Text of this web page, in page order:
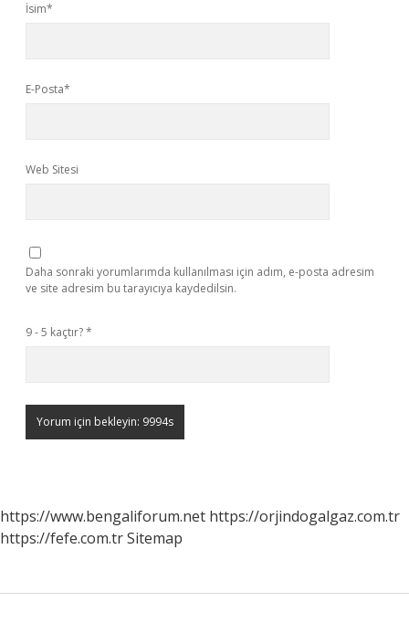
İsim*
E-Posta*
Web Sitesi
Daha sonraki yorumlarımda kullanılması için adım, e-posta adresim
ve site adresim bu tarayıcıya kaydedilsin.
9 - 5 kaçtır?*
https://www.bengaliforum.net https://orjindogalgaz.com.tr
https://fefe.com.trSitemap